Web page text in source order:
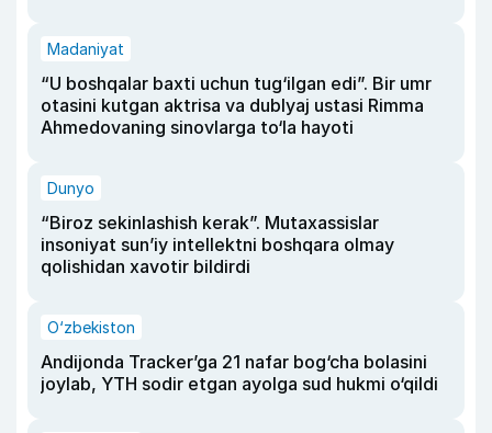
Madaniyat
“U boshqalar baxti uchun tug‘ilgan edi”. Bir umr
otasini kutgan aktrisa va dublyaj ustasi Rimma
Ahmedovaning sinovlarga to‘la hayoti
Dunyo
“Biroz sekinlashish kerak”. Mutaxassislar
insoniyat sun’iy intellektni boshqara olmay
qolishidan xavotir bildirdi
O‘zbekiston
Andijonda Tracker’ga 21 nafar bog‘cha bolasini
joylab, YTH sodir etgan ayolga sud hukmi o‘qildi